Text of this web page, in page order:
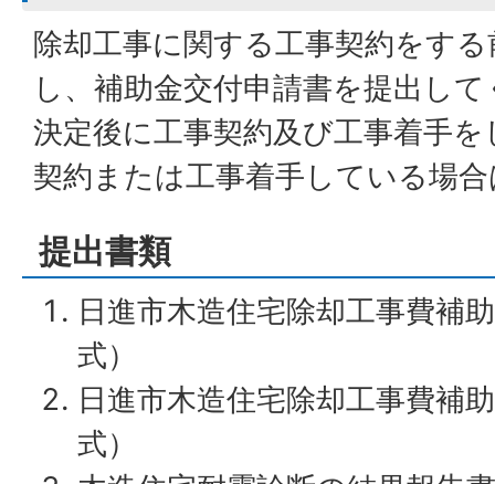
除却工事に関する工事契約をす
し、補助金交付申請書を提出し
決定後に工事契約及び工事着手
契約または工事着手している場
提出書類
日進市木造住宅除却工事費補
式）
日進市木造住宅除却工事費補
式）